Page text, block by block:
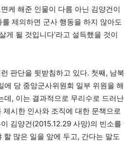
케 해준 인물이 다름 아닌 김양건이
를 제의하면 군사 행동을 하지 않아도
게 될 것입니다’라고 설득했을 것이
판단을 뒷받침하고 있다. 첫째, 남북
에 당 중앙군사위원회 일부 위원을 해
데, 이는 결과적으로 무리수로 드러난
제시한 인사와 조직에 대한 문책으로
김양건(2015.12.29 사망)의 빈소를
할 많은 일을 앞에 두고, 간다는 말도